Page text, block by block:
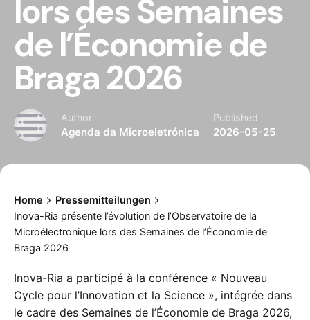
lors des Semaines
de l’Économie de
Braga 2026
Author
Agenda da Microeletrónica
Published
2026-05-25
Home
Pressemitteilungen
Inova-Ria présente l’évolution de l’Observatoire de la
Microélectronique lors des Semaines de l’Économie de
Braga 2026
Inova-Ria a participé à la conférence « Nouveau
Cycle pour l’Innovation et la Science », intégrée dans
le cadre des Semaines de l’Économie de Braga 2026,